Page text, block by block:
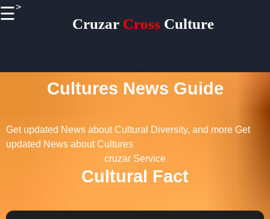
Cultures News Guide
Get updated News about Cultural Diversity, and more Get
updated News about Cultures
cruzar Service
>
☰
Cruzar Cross Culture
Cultural Fact
Socials